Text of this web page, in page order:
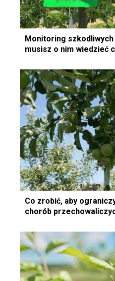
Monitoring
musisz o nim wiedzieć
Co zrobić, aby
chorób